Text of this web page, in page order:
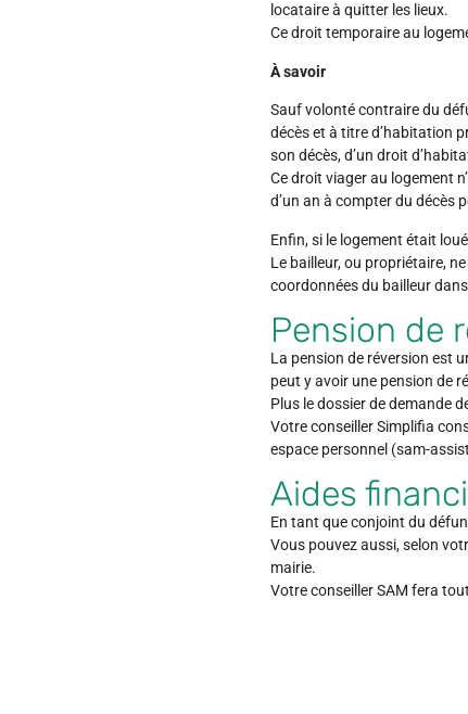
locataire à quitter les lieux.
Ce droit temporaire au
À savoir
Sauf volonté contraire du
décès et à titre d’habitation
son décès, d’un droit
Ce droit viager au logement
d’un an à compter du décès
Enfin, si le logement était
Le bailleur, ou propriétaire,
coordonnées du bailleur
Pension de
La pension de réversion est
peut y avoir une pension de
Plus le dossier de demande
Votre conseiller Simplifia
espace personnel (sam-
Aides
En tant que conjoint du
Vous pouvez aussi, selon
mairie.
Votre conseiller SAM fera